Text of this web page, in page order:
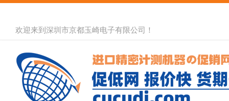
欢迎来到深圳市京都玉崎电子有限公司！